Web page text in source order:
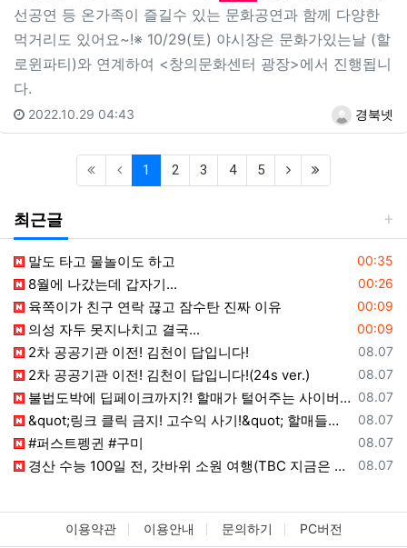
선공연 등 온가족이 즐길수 있는 문화공연과 함께 다양한
먹거리도 있어요~!※ 10/29(토) 야시장은 문화가있는날 (할
로윈파티)와 연계하여 <창의문화센터 광장>에서 진행됩니
다.
경북넷
2022.10.29 04:43
1 (current)
2 3 4 5 (next)
최근글
등록일
00:35
말도 타고 물놀이도 하고
등록일
00:26
8월에 나갔는데 갑자기...
등록일
00:09
육쪽이가 친구 연락 끊고 잠수탄 진짜 이유
등록일
00:09
의성 자두 못지나치고 결국...
등록일
08.07
2차 공공기관 이전! 김천이 답입니다!
등록일
08.07
2차 공공기관 이전! 김천이 답입니다!(24s ver.)
등록일
08.07
불법도박에 딥페이크까지?! 할매가 털어주는 사이버 범죄 예방법
등록일
08.07
&quot;링크 클릭 금지! 고수익 사기!&quot; 할매들의 스미싱·리딩방 퇴치법
등록일
08.07
#퍼스트펭귄 #구미
등록일
08.07
경산 수능 100일 전, 갓바위 소원 여행(TBC 지금은 지방시대)
이용약관 이용안내 문의하기 PC버전